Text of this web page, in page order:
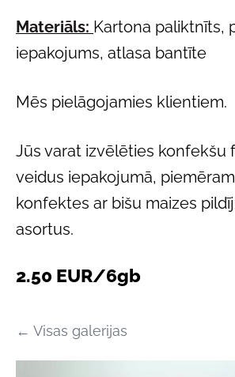
Materiāls: Kartona paliktnīts,
iepakojums, atlasa bantīte
Mēs pielāgojamies klientiem.
Jūs varat izvēlēties konfekšu
veidus iepakojumā,
konfektes ar bišu maizes
asortus.
2.50 EUR/6gb
Visas galerijas